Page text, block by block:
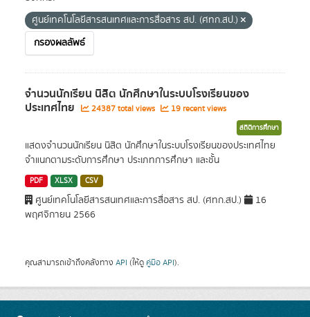
ศูนย์เทคโนโลยีสารสนเทศและการสื่อสาร สป. (ศทก.สป.)
กรองผลลัพธ์
จำนวนนักเรียน นิสิต นักศึกษาในระบบโรงเรียนของ
ประเทศไทย 24387 total views 19 recent views
สถิติการศึกษา
แสดงจำนวนนักเรียน นิสิต นักศึกษาในระบบโรงเรียนของประเทศไทย
จำแนกตามระดับการศึกษา ประเภทการศึกษา และชั้น
PDF XLSX CSV
ศูนย์เทคโนโลยีสารสนเทศและการสื่อสาร สป. (ศทก.สป.)
16
พฤศจิกายน 2566
คุณสามารถเข้าถึงคลังทาง API (ให้ดู คู่มือ API).